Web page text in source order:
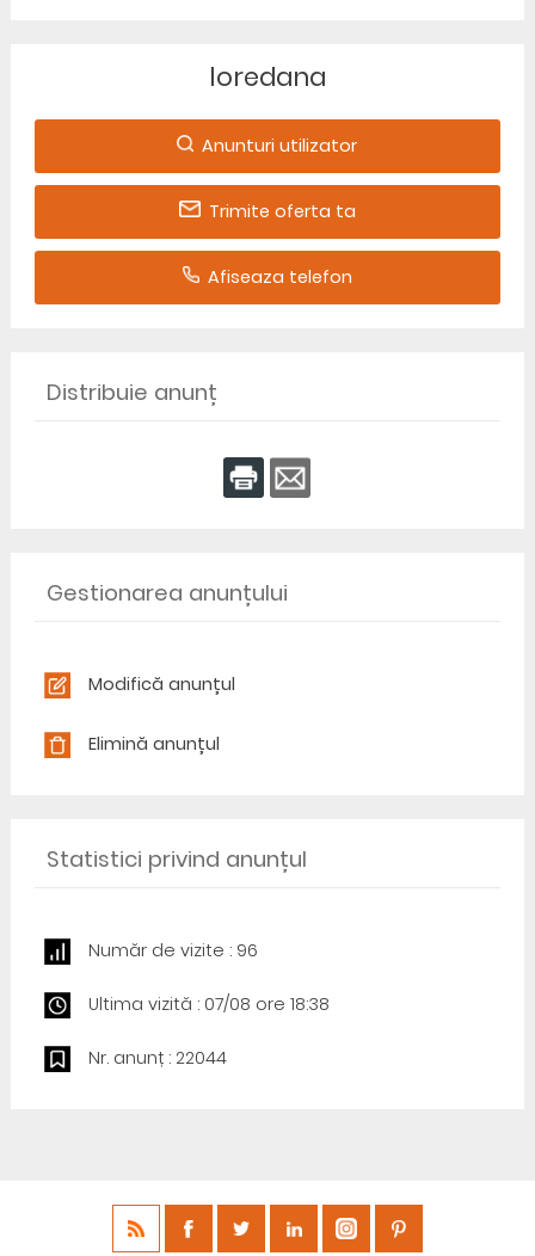
loredana
Anunturi utilizator
Trimite oferta ta
Afiseaza telefon
Distribuie anunț
Gestionarea anunțului
Modifică anunțul
Elimină anunțul
Statistici privind anunțul
Număr de vizite : 96
Ultima vizită : 07/08 ore 18:38
Nr. anunț : 22044